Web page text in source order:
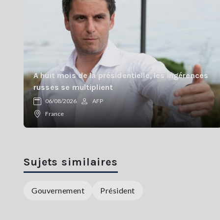
A huit mois de la présidentielle, les ingérences
russes se multiplient
06/08/2026
AFP
France
Sujets similaires
Gouvernement Président